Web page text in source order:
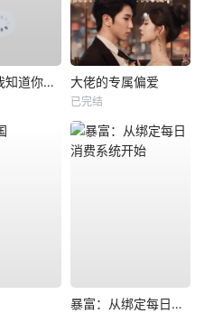
傅同学，我知道你暗恋我 大佬的专属偏爱
已完结
暴富：从绑定每日消费系统开始